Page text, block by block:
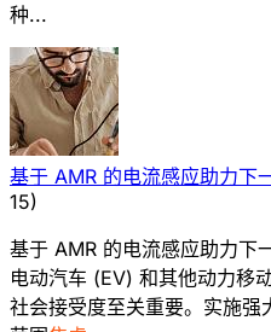
种...
基于 AMR 的电流感应助力下
15)
基于 AMR 的电流感应助力下
电动汽车 (EV) 和其他动力移
社会接受度至关重要。实施